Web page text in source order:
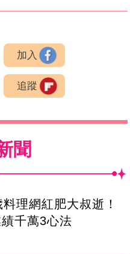
加入
追蹤
聞
理網紅肥大叔逝！
績千萬3心法